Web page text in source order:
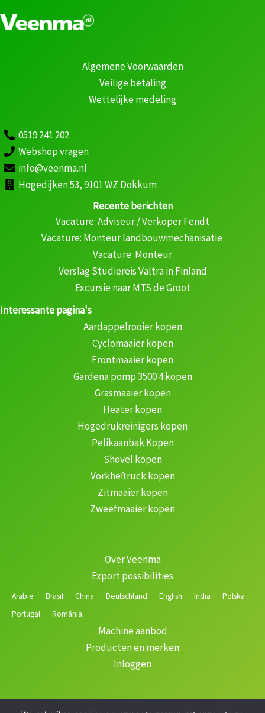
Algemene Voorwaarden
Veilige betaling
Wettelijke medeling
0519 241 202
Webshop vragen
info@veenma.nl
Hogedijken 53, 9101 WZ Dokkum
Recente berichten
Vacature: Adviseur / Verkoper Fendt
Vacature: Monteur landbouwmechanisatie
Vacature: Monteur
Verslag Studiereis Valtra in Finland
Excursie naar MTS de Groot
Interessante pagina's
Aardappelrooier kopen
Cyclomaaier kopen
Frontmaaier kopen
Gardena pomp 3500 4 kopen
Grasmaaier kopen
Heater kopen
Hogedrukreinigers kopen
Pelikaanbak Kopen
Shovel kopen
Vorkheftruck kopen
Zitmaaier kopen
Zweefmaaier kopen
Over Veenma
Export possibilities
Arabie Brasil China Deutschland English India
Polska
Portugal
România
Machine aanbod
Producten en merken
Inloggen